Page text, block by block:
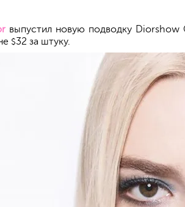
выпустил новую подводку Diorshow
$32 за штуку.